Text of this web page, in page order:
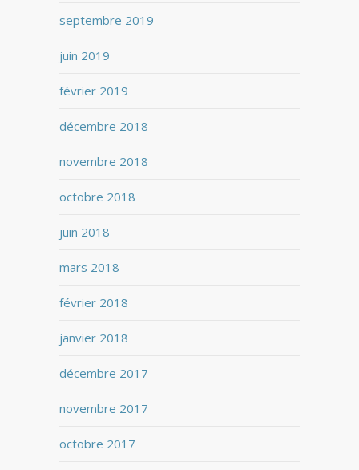
septembre 2019
juin 2019
février 2019
décembre 2018
novembre 2018
octobre 2018
juin 2018
mars 2018
février 2018
janvier 2018
décembre 2017
novembre 2017
octobre 2017